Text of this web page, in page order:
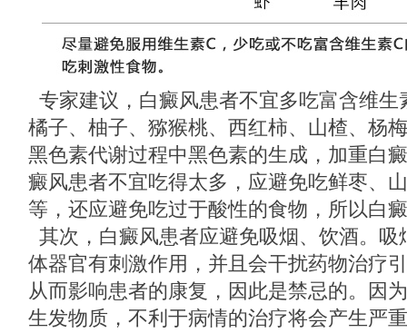
专家建议，白癜风患者不宜多吃富含维生
橘子、柚子、猕猴桃、西红柿、山楂、杨
黑色素代谢过程中黑色素的生成，加重白
癜风患者不宜吃得太多，应避免吃鲜枣、
等，还应避免吃过于酸性的食物，所以白
其次，白癜风患者应避免吸烟、饮酒。
体器官有刺激作用，并且会干扰药物治疗
从而影响患者的康复，因此是禁忌的。因
生发物质，不利于病情的治疗将会产生严